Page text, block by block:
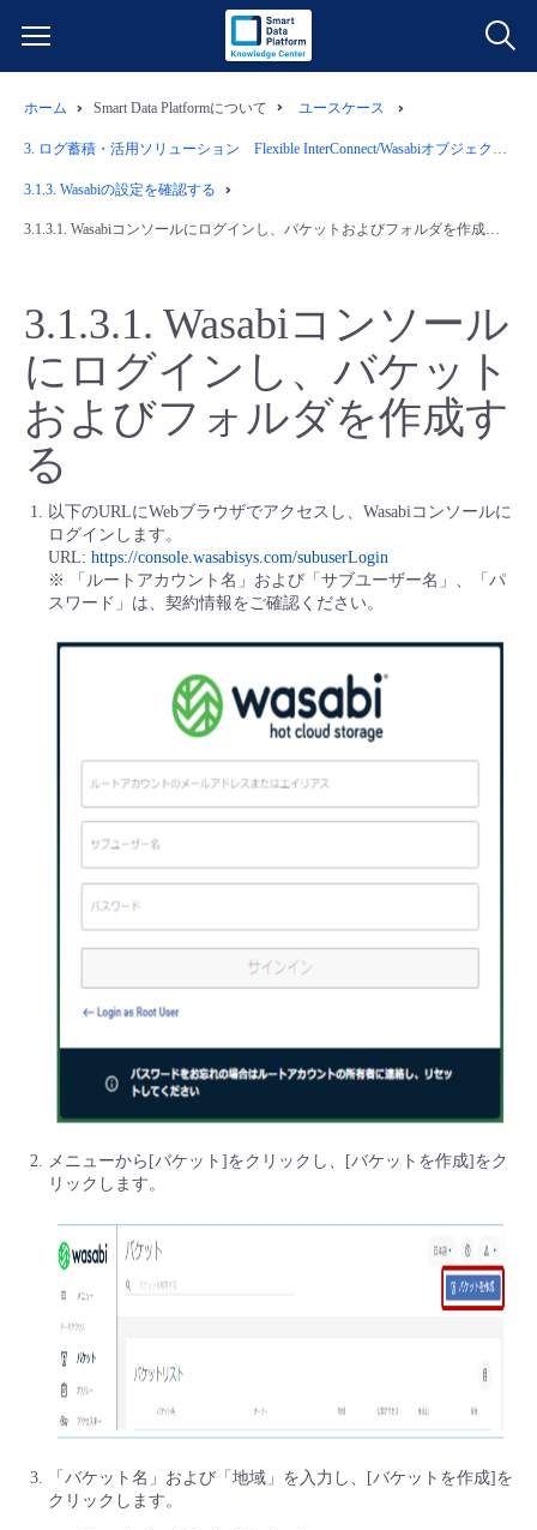
データ利活用
ネットワーク
IoT
サポート
管理機能
すべてのメニューを見る
よくある質問
クラウド/サーバー
ネットワーク
モニタリング/監査
サポート
すべてのメニューを見る
料金シミュレーター
データ利活用
ネットワーク
IoT
モニタリング/監査
すべてのメニューを見る
ご利用開始ガイド
■ 管理機能
■ セットアップガイド
- 新規お申し込み方法
- 初期設定・確認
- 登録情報の管理
- APIリファレンス
- Flexible Remote Access
- vUTM2
ユースケース
- セキュリティ・監査
- データと分析
- マルチクラウド利用
- ITインフラストラクチャー
- その他
故障/メンテナンス情報
サービス稼働状況
故障/メンテナンス履歴
メンテナンス予定
定期メンテナンス
パートナー
販売パートナー向けプログラム
協業パートナー
ホーム Smart Data Platformについて ユースケース
3. ログ蓄積・活用ソリューション Flexible InterConnect/Wasabiオブジェクトストレージ/ログ管理ツール/Windows用S3互換ストレージマウントツール
3.1.3. Wasabiの設定を確認する
3.1.3.1. Wasabiコンソールにログインし、バケットおよびフォルダを作成する
3.1.3.1. Wasabiコンソール
にログインし、バケット
およびフォルダを作成す
る
以下のURLにWebブラウザでアクセスし、Wasabiコンソールに
ログインします。
URL: https://console.wasabisys.com/subuserLogin
※ 「ルートアカウント名」および「サブユーザー名」、「パ
スワード」は、契約情報をご確認ください。
メニューから[バケット]をクリックし、[バケットを作成]をク
リックします。
「バケット名」および「地域」を入力し、[バケットを作成]を
クリックします。